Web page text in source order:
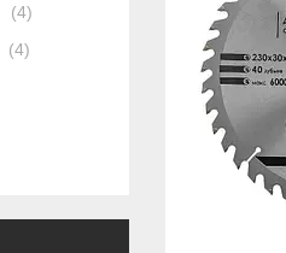
4
4